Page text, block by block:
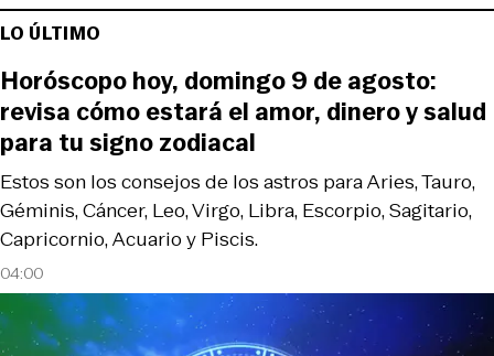
LO ÚLTIMO
04:00
Estos son los consejos de los astros para Aries, Tauro,
Géminis, Cáncer, Leo, Virgo, Libra, Escorpio, Sagitario,
Capricornio, Acuario y Piscis.
Horóscopo hoy, domingo 9 de agosto:
revisa cómo estará el amor, dinero y salud
para tu signo zodiacal